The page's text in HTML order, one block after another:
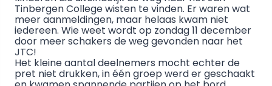
Tinbergen College wisten te vinden. Er waren wat
meer aanmeldingen, maar helaas kwam niet
iedereen. Wie weet wordt op zondag 11 december
door meer schakers de weg gevonden naar het
JTC!
Het kleine aantal deelnemers mocht echter de
pret niet drukken, in één groep werd er geschaakt